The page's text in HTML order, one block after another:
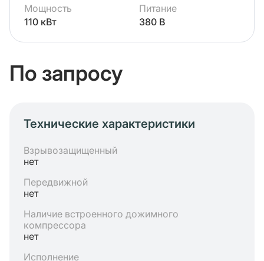
Мощность
110 кВт
Питание
380 В
По запросу
Технические характеристики
Взрывозащищенный
нет
Передвижной
нет
Наличие встроенного дожимного
компрессора
нет
Исполнение